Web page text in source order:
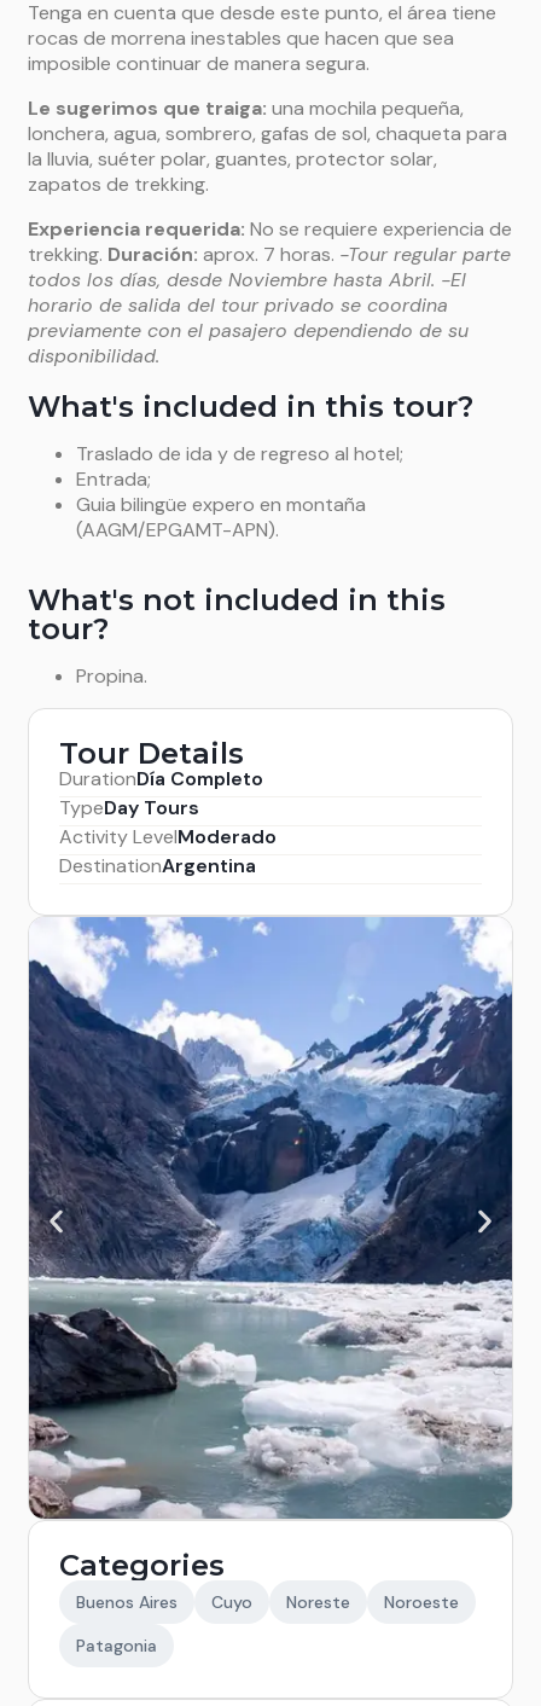
Tenga en cuenta que desde este punto, el área tiene
rocas de morrena inestables que hacen que sea
imposible continuar de manera segura.
Le sugerimos que traiga: una mochila pequeña,
lonchera, agua, sombrero, gafas de sol, chaqueta para
la lluvia, suéter polar, guantes, protector solar,
zapatos de trekking.
Experiencia requerida: No se requiere experiencia de
trekking. Duración: aprox. 7 horas. -Tour regular parte
todos los días, desde Noviembre hasta Abril. -El
horario de salida del tour privado se coordina
previamente con el pasajero dependiendo de su
disponibilidad.
What's included in this tour?
Traslado de ida y de regreso al hotel;
Entrada;
Guia bilingüe expero en montaña
(AAGM/EPGAMT-APN).
What's not included in this
tour?
Propina.
Tour Details
DurationDía Completo
TypeDay Tours
Activity LevelModerado
DestinationArgentina
Categories
Buenos Aires Cuyo Noreste
Noroeste
Patagonia